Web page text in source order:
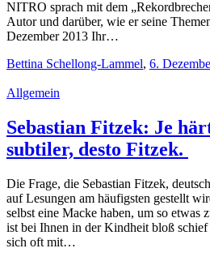
NITRO sprach mit dem
Autor und darüber, wie er seine
Dezember 2013 Ihr…
Bettina Schellong-Lammel, 6.
Allgemein
Sebastian Fitzek: Je
subtiler, desto Fitzek.
Die Frage, die Sebastian Fitzek,
auf Lesungen am häufigsten gestellt
selbst eine Macke haben, um so etwas
ist bei Ihnen in der Kindheit bloß
sich oft mit…